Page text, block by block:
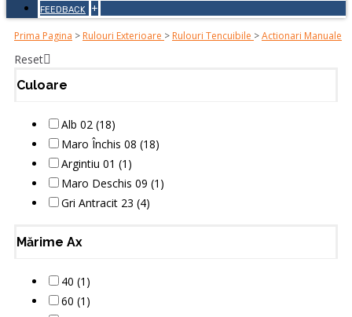
FEEDBACK +
Prima Pagina > Rulouri Exterioare > Rulouri Tencuibile >Actionari Manuale
Reset
Culoare
Alb 02 (18)
Maro Închis 08 (18)
Argintiu 01 (1)
Maro Deschis 09 (1)
Gri Antracit 23 (4)
Mărime Ax
40 (1)
60 (1)